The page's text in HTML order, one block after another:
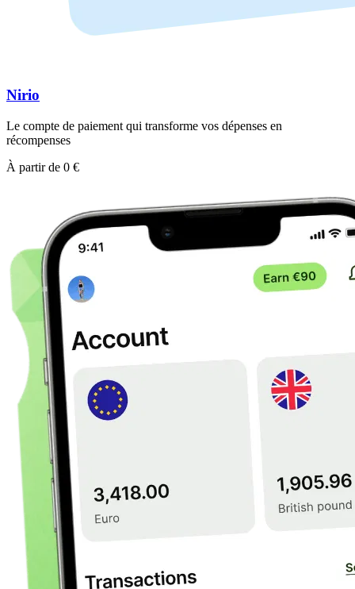
Nirio
Le compte de paiement qui transforme vos dépenses en
récompenses
À partir de 0 €